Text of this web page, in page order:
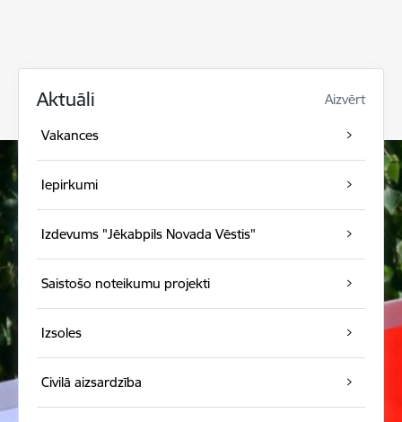
Aktuāli Aizvērt
Vakances
Iepirkumi
Izdevums "Jēkabpils Novada Vēstis"
Saistošo noteikumu projekti
Izsoles
Civilā aizsardzība